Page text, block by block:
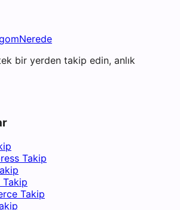
bir yerden takip edin, anlık
Takip
Takip